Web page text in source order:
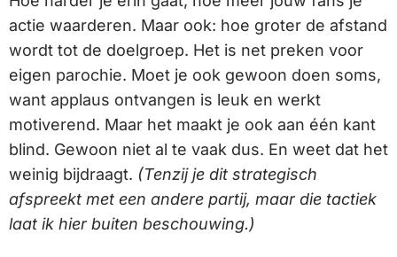
actie waarderen. Maar ook: hoe groter de afstand
wordt tot de doelgroep. Het is net preken voor
eigen parochie. Moet je ook gewoon doen soms,
want applaus ontvangen is leuk en werkt
motiverend. Maar het maakt je ook aan één kant
blind. Gewoon niet al te vaak dus. En weet dat het
weinig bijdraagt. (Tenzij je dit strategisch
afspreekt met een andere partij, maar die tactiek
laat ik hier buiten beschouwing.)